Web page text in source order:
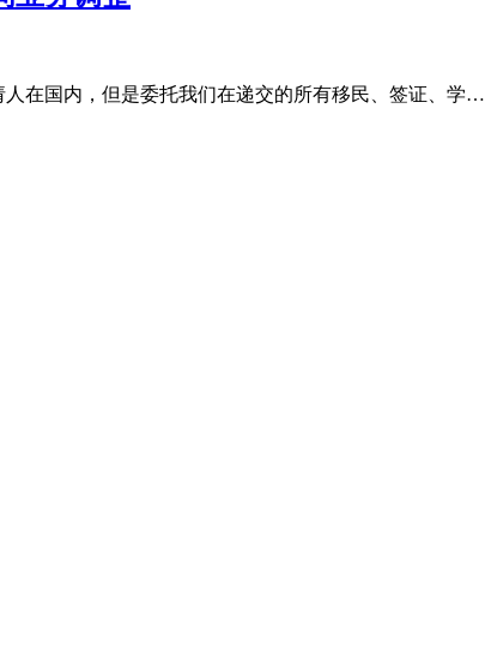
在国内，但是委托我们在递交的所有移民、签证、学…